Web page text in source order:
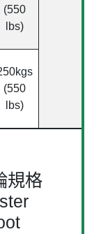
(550
lbs)
(550
lbs)
規格